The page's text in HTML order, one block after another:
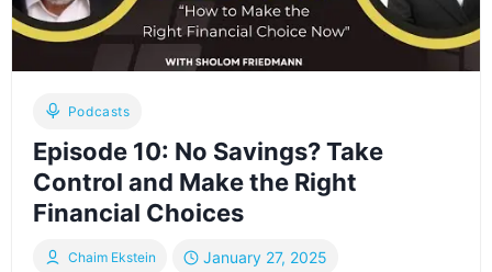
די
חילוק
Podcasts
Episode 10: No Savings? Take
Control and Make the Right
Financial Choices
Chaim Ekstein January 27, 2025